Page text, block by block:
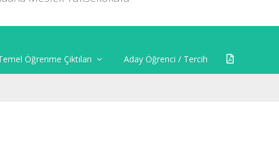
Öğrenme Çıktıları Aday Öğrenci / Tercih